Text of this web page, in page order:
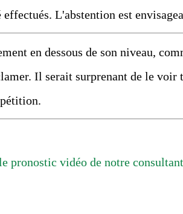
effectués. L'abstention est
en dessous de son niveau,
Il serait surprenant de le voir
pronostic vidéo de notre